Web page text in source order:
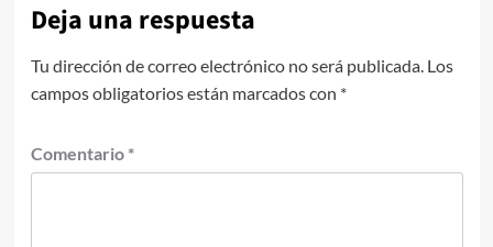
Deja una respuesta
Tu dirección de correo electrónico no será publicada. Los
campos obligatorios están marcados con *
Comentario *